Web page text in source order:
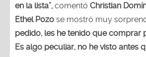
en la lista”, comentó Christian
Ethel Pozo se mostró muy
pedido, les he tenido que comprar
Es algo peculiar, no he visto antes